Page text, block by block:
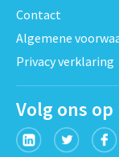
Contact
Algemene
Privacy verklaring
Volg ons op